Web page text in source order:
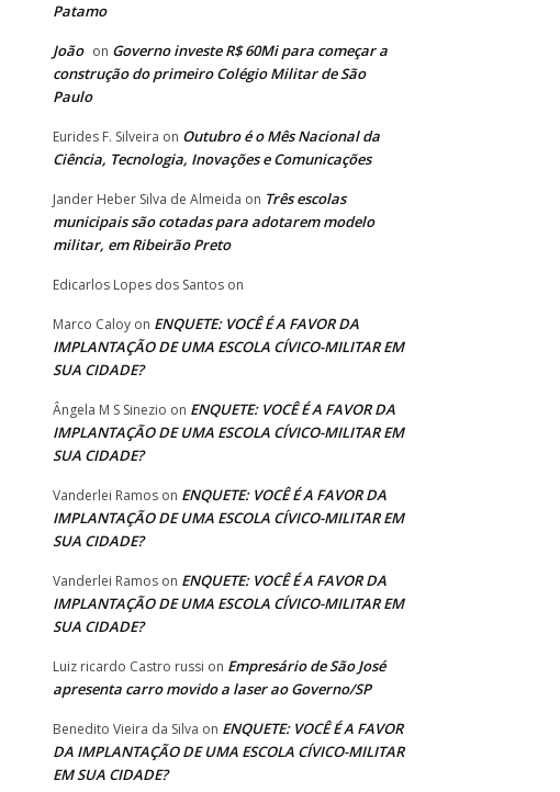
Patamo
João on Governo investe R$ 60Mi para começar a
construção do primeiro Colégio Militar de São
Paulo
Eurides F. Silveira on Outubro é o Mês Nacional da
Ciência, Tecnologia, Inovações e Comunicações
Jander Heber Silva de Almeida on Três escolas
municipais são cotadas para adotarem modelo
militar, em Ribeirão Preto
Edicarlos Lopes dos Santos on
Marco Caloy on ENQUETE: VOCÊ É A FAVOR DA
IMPLANTAÇÃO DE UMA ESCOLA CÍVICO-MILITAR EM
SUA CIDADE?
Ângela M S Sinezio on ENQUETE: VOCÊ É A FAVOR DA
IMPLANTAÇÃO DE UMA ESCOLA CÍVICO-MILITAR EM
SUA CIDADE?
Vanderlei Ramos on ENQUETE: VOCÊ É A FAVOR DA
IMPLANTAÇÃO DE UMA ESCOLA CÍVICO-MILITAR EM
SUA CIDADE?
Vanderlei Ramos on ENQUETE: VOCÊ É A FAVOR DA
IMPLANTAÇÃO DE UMA ESCOLA CÍVICO-MILITAR EM
SUA CIDADE?
Luiz ricardo Castro russi on Empresário de São José
apresenta carro movido a laser ao Governo/SP
Benedito Vieira da Silva on ENQUETE: VOCÊ É A FAVOR
DA IMPLANTAÇÃO DE UMA ESCOLA CÍVICO-MILITAR
EM SUA CIDADE?